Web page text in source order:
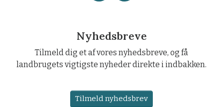
Nyhedsbreve
Tilmeld dig et af vores nyhedsbreve, og få
landbrugets vigtigste nyheder direkte i indbakken.
Tilmeld nyhedsbrev